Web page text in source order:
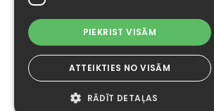
PIEKRIST VISĀM
ATTEIKTIES NO VISĀM
RĀDĪT DETAĻAS